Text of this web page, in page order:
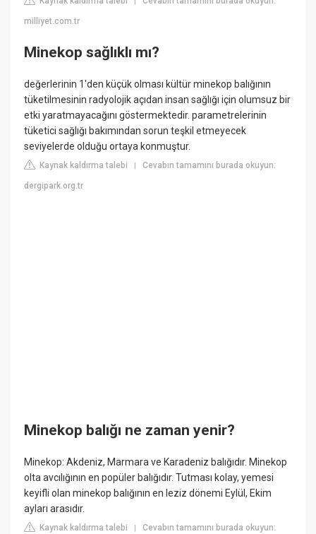
milliyet.com.tr
Minekop sağlıklı mı?
değerlerinin 1'den küçük olması kültür minekop balığının
tüketilmesinin radyolojik açıdan insan sağlığı için olumsuz bir
etki yaratmayacağını göstermektedir. parametrelerinin
tüketici sağlığı bakımından sorun teşkil etmeyecek
seviyelerde olduğu ortaya konmuştur.
Kaynak kaldırma talebi |Cevabın tamamını burada okuyun:
dergipark.org.tr
Minekop balığı ne zaman yenir?
Minekop: Akdeniz, Marmara ve Karadeniz balığıdır. Minekop
olta avcılığının en popüler balığıdır. Tutması kolay, yemesi
keyifli olan minekop balığının en leziz dönemi Eylül, Ekim
ayları arasıdır.
Kaynak kaldırma talebi |Cevabın tamamını burada okuyun: